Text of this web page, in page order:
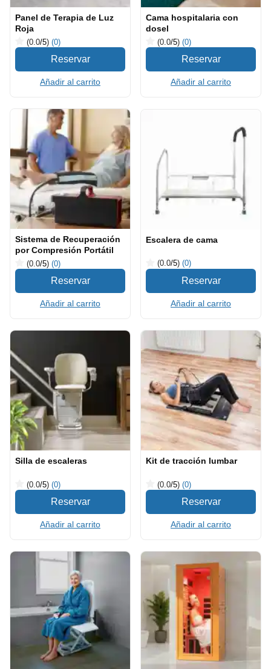
Panel de Terapia de Luz
Roja
(0.0/5) (0)
Añadir al carrito
Cama hospitalaria con
dosel
(0.0/5) (0)
Añadir al carrito
Sistema de Recuperación
por Compresión Portátil
(0.0/5) (0)
Añadir al carrito
Escalera de cama
(0.0/5) (0)
Añadir al carrito
Silla de escaleras
(0.0/5) (0)
Añadir al carrito
Kit de tracción lumbar
(0.0/5) (0)
Añadir al carrito